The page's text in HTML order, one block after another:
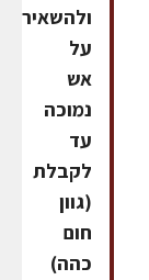
ולהשאיר
על
אש
נמוכה
עד
לקבלת
(גוון
חום
כהה)